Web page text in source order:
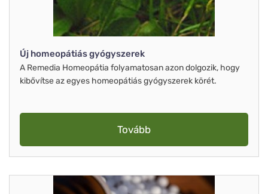
Új homeopátiás gyógyszerek
A Remedia Homeopátia folyamatosan azon dolgozik, hogy
kibővítse az egyes homeopátiás gyógyszerek körét.
Tovább